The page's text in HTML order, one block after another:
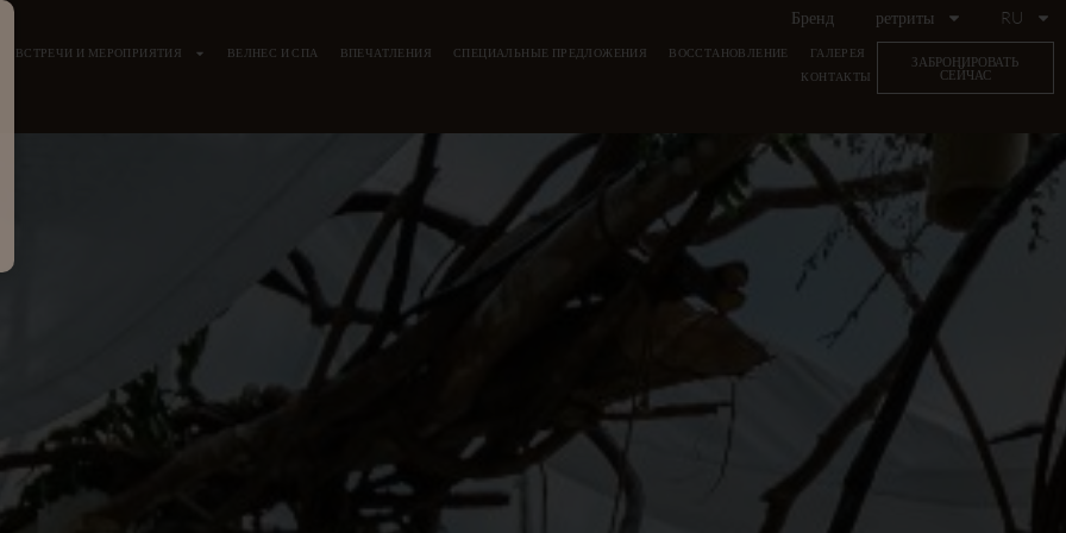
Бренд ретриты RU
ВСТРЕЧИ И МЕРОПРИЯТИЯ ВЕЛНЕС И СПА ВПЕЧАТЛЕНИЯ СПЕЦИАЛЬНЫЕ ПРЕДЛОЖЕНИЯ ВОССТАНОВЛЕНИЕ
ГАЛЕРЕЯ
КОНТАКТЫ
ЗАБРОНИРОВАТЬ
СЕЙЧАС